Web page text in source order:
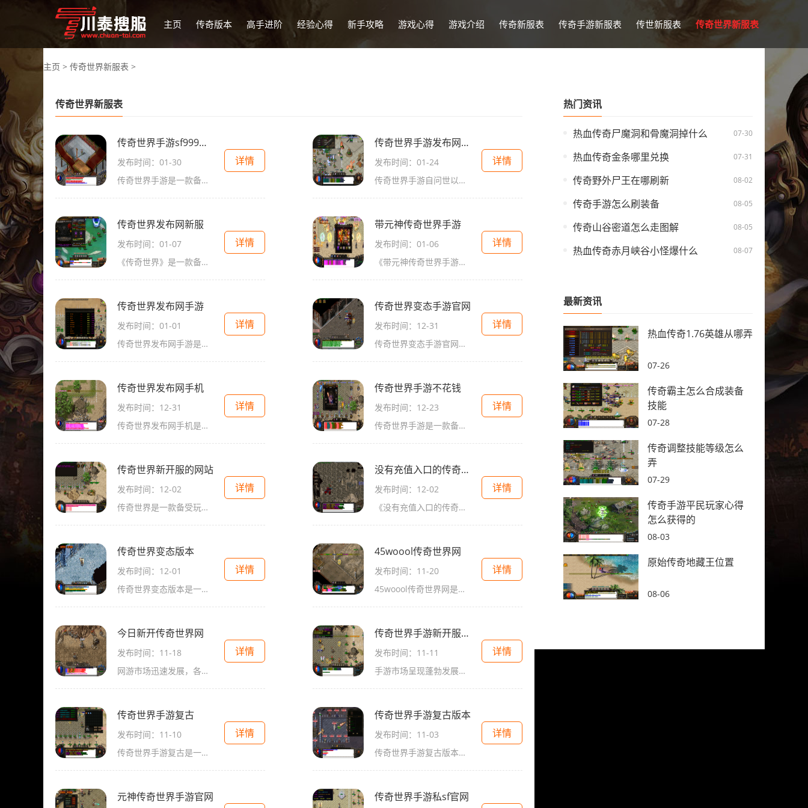
主页 传奇版本 高手进阶 经验心得 新手攻略 游戏心得 游戏介绍 传奇新服表 传奇手游新服表 传世新服表 传奇世界新服表
主页 > 传奇世界新服表 >
传奇世界新服表
传奇世界手游sf999发布网页
发布时间：01-30
传奇世界手游是一款备受期待的重磅手游，自从上线以来就获得了全球玩家的热烈追捧。由知名手游开发商sf999发布的传奇世界手游正式开启了预约，让广大玩家提前感受到这款经典游戏
详情
传奇世界手游发布网新开服
发布时间：01-24
传奇世界手游自问世以来，受到了广大玩家的热爱与追捧。传奇世界手游发布网开服啦！本文将向大家介绍传奇世界手游的具体玩法，让大家能够更好地融入体验丰富刺激的游戏乐趣。
详情
传奇世界发布网新服
发布时间：01-07
《传奇世界》是一款备受玩家喜爱的多人在线角色扮演游戏。传奇世界发布网宣布推出了全新的服务器，为广大玩家提供更精彩的游戏体验。今天我们就来一起了解一下这款游戏的具体
详情
带元神传奇世界手游
发布时间：01-06
《带元神传奇世界手游》是一款扣人心弦的中世纪幻想题材的多人在线角色扮演游戏。游戏中玩家将扮演一位英雄，探索广阔的游戏世界，与其他玩家进行战斗、合作，完成各种任务和
详情
传奇世界发布网手游
发布时间：01-01
传奇世界发布网手游是一款备受玩家喜爱的大型多人在线角色扮演游戏。该游戏承袭了传奇世界经典端游的全球IP，经过精心打造，为玩家们带来了一场无与伦比的冒险之旅。本文将为大
详情
传奇世界变态手游官网
发布时间：12-31
传奇世界变态手游官网是一款备受玩家喜爱的游戏。作为一款经典的传奇类手游，它继承了传奇系列游戏的优秀传统，同时加入了许多创新元素，给玩家带来了全新的游戏体验。今天我
详情
传奇世界发布网手机
发布时间：12-31
传奇世界发布网手机是一款备受玩家热爱的手机游戏，在手机上完美地再现了传奇世界这个经典的游戏画面和世界观。无论是想要重温经典的老玩家还是对这个游戏感兴趣的新玩家，都
详情
传奇世界手游不花钱
发布时间：12-23
传奇世界手游是一款备受玩家喜爱的手机游戏。它以其精美的画质和丰富多样的玩法深受广大玩家的喜爱。今天我为大家介绍一下，如何在传奇世界手游中不花钱获得更好的游戏体验。
详情
传奇世界新开服的网站
发布时间：12-02
传奇世界是一款备受玩家喜爱的多人在线角色扮演游戏，它以其丰富的游戏玩法和引人入胜的剧情引起了广大玩家的关注。一家新的传奇世界开服网站正式上线，为广大玩家提供了一个
详情
没有充值入口的传奇世界手游
发布时间：12-02
《没有充值入口的传奇世界手游》是一款非常特别的手机游戏，与其他传统的手机游戏不同的是，它不提供任何充值入口，完全颠覆了传统手游的商业模式。这款游戏独具匠心地打造了
详情
传奇世界变态版本
发布时间：12-01
传奇世界变态版本是一款备受玩家热爱的网络游戏。相较于传统版本，变态版本在玩法上有着更丰富多样的内容，让玩家们可以尽情体验游戏的乐趣。本文将为大家详细介绍传奇世界变
详情
45woool传奇世界网
发布时间：11-20
45woool传奇世界网是一款热门的多人在线角色扮演游戏。该游戏以其丰富的玩法和精美的画面设计而受到了广大玩家的喜爱。今天，我们将为大家介绍一下这款游戏的具体玩法，让你更加
详情
今日新开传奇世界网
发布时间：11-18
网游市场迅速发展，各类游戏层出不穷。而其中一款备受玩家追捧的游戏，就是传奇世界。今天，我们将要介绍的是今日新开的传奇世界网，它拥有丰富的玩法，让你畅享游戏乐趣。让
详情
传奇世界手游新开服网站今日一区
发布时间：11-11
手游市场呈现蓬勃发展的势头，其中以网游为代表的类型更是备受玩家们的喜爱。在众多备受瞩目的网游手游中，传奇世界手游无疑是广大玩家心中的一颗璀璨明星。而以今日为起点，
详情
传奇世界手游复古
发布时间：11-10
传奇世界手游复古是一款经典的传奇类手游，于2020年由光宇游戏推出。该游戏以中国古代神话故事为背景，玩家可以选择不同的角色，体验激情刺激的战斗和丰富多样的玩法。在传奇世
详情
传奇世界手游复古版本
发布时间：11-03
传奇世界手游复古版本是一款经典的多人在线角色扮演游戏，它让玩家回到了传奇世界这个充满传奇和冒险的时代。与传奇世界的原版相比，复古版本更加注重原汁原味的游戏体验，让
详情
元神传奇世界手游官网
传奇世界手游私sf官网
热门资讯
热血传奇尸魔洞和骨魔洞掉什么 07-30
热血传奇金条哪里兑换 07-31
传奇野外尸王在哪刷新 08-02
传奇手游怎么刷装备 08-05
传奇山谷密道怎么走图解 08-05
热血传奇赤月峡谷小怪爆什么 08-07
最新资讯
热血传奇1.76英雄从哪弄
07-26
传奇霸主怎么合成装备
技能
07-28
传奇调整技能等级怎么
弄
07-29
传奇手游平民玩家心得
怎么获得的
08-03
原始传奇地藏王位置
08-06